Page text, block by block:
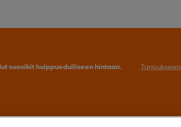
suosikit huippuedulliseen hintaan. Tarjoukseen